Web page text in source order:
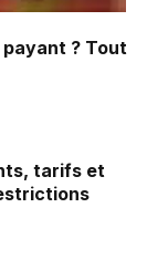
? Tout
tarifs et